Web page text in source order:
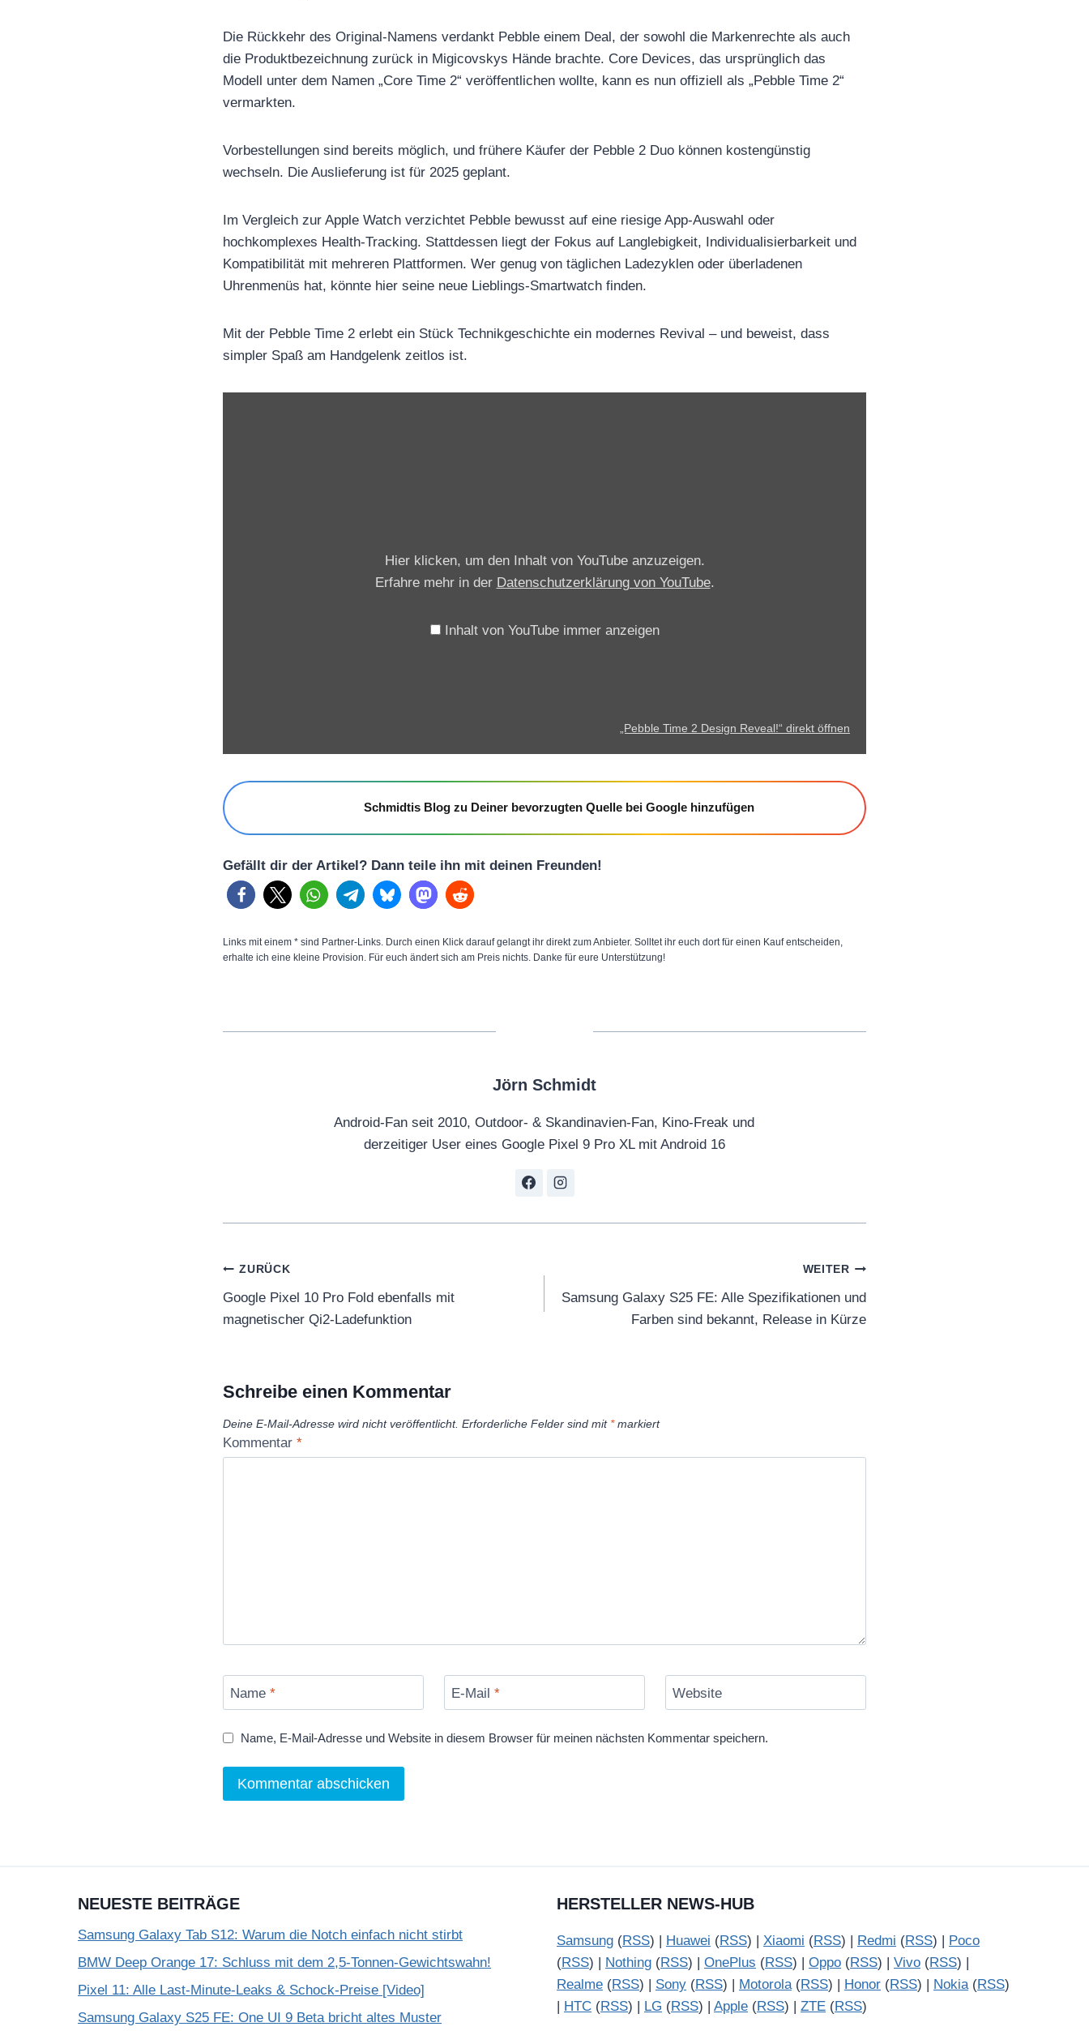
Die Rückkehr des Original-Namens verdankt Pebble einem Deal, der sowohl die Markenrechte als auch
die Produktbezeichnung zurück in Migicovskys Hände brachte. Core Devices, das ursprünglich das
Modell unter dem Namen „Core Time 2“ veröffentlichen wollte, kann es nun offiziell als „Pebble Time 2“
vermarkten.
Vorbestellungen sind bereits möglich, und frühere Käufer der Pebble 2 Duo können kostengünstig
wechseln. Die Auslieferung ist für 2025 geplant.
Im Vergleich zur Apple Watch verzichtet Pebble bewusst auf eine riesige App-Auswahl oder
hochkomplexes Health-Tracking. Stattdessen liegt der Fokus auf Langlebigkeit, Individualisierbarkeit und
Kompatibilität mit mehreren Plattformen. Wer genug von täglichen Ladezyklen oder überladenen
Uhrenmenüs hat, könnte hier seine neue Lieblings-Smartwatch finden.
Mit der Pebble Time 2 erlebt ein Stück Technikgeschichte ein modernes Revival – und beweist, dass
simpler Spaß am Handgelenk zeitlos ist.
T
i
e
R
e
v
!
o
T
u
a
i
Hier klicken, um den Inhalt von YouTube anzuzeigen.
Erfahre mehr in der Datenschutzerklärung von YouTube.
Inhalt von YouTube immer anzeigen
„Pebble Time 2 Design Reveal!“ direkt öffnen
Schmidtis Blog zu Deiner bevorzugten Quelle bei Google hinzufügen
Gefällt dir der Artikel? Dann teile ihn mit deinen Freunden!
Links mit einem * sind Partner-Links. Durch einen Klick darauf gelangt ihr direkt zum Anbieter. Solltet ihr euch dort für einen Kauf entscheiden,
erhalte ich eine kleine Provision. Für euch ändert sich am Preis nichts. Danke für eure Unterstützung!
Jörn Schmidt
Android-Fan seit 2010, Outdoor- & Skandinavien-Fan, Kino-Freak und
derzeitiger User eines Google Pixel 9 Pro XL mit Android 16
Beitragsnavigation
ZURÜCK
Google Pixel 10 Pro Fold ebenfalls mit
magnetischer Qi2-Ladefunktion
WEITER
Samsung Galaxy S25 FE: Alle Spezifikationen und
Farben sind bekannt, Release in Kürze
Schreibe einen Kommentar
Deine E-Mail-Adresse wird nicht veröffentlicht. Erforderliche Felder sind mit *markiert
Kommentar *
Name * E-Mail * Website
Name, E-Mail-Adresse und Website in diesem Browser für meinen nächsten Kommentar speichern.
NEUESTE BEITRÄGE
Samsung Galaxy Tab S12: Warum die Notch einfach nicht stirbt
BMW Deep Orange 17: Schluss mit dem 2,5-Tonnen-Gewichtswahn!
Pixel 11: Alle Last-Minute-Leaks & Schock-Preise [Video]
Samsung Galaxy S25 FE: One UI 9 Beta bricht altes Muster
HERSTELLER NEWS-HUB
Samsung (RSS) | Huawei (RSS) | Xiaomi (RSS) | Redmi (RSS) |
Poco
(RSS) | Nothing (RSS) | OnePlus (RSS) | Oppo (RSS) | Vivo (RSS) |
Realme (RSS) | Sony (RSS) | Motorola(RSS) | Honor (RSS) | Nokia(RSS)
HTC (RSS) | LG (RSS) | Apple (RSS) | ZTE (RSS)